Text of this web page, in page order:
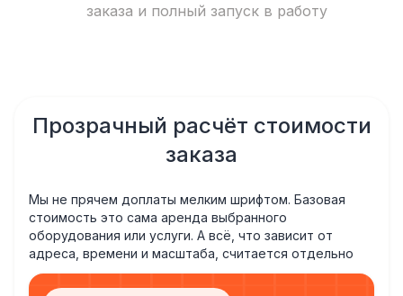
заказа и полный запуск в работу
Прозрачный расчёт стоимости
заказа
Мы не прячем доплаты мелким шрифтом. Базовая
стоимость это сама аренда выбранного
оборудования или услуги. А всё, что зависит от
адреса, времени и масштаба, считается отдельно